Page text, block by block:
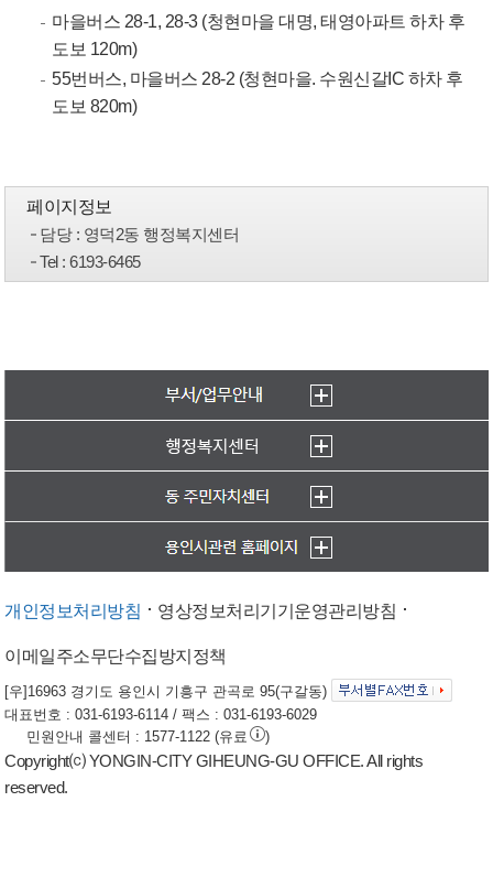
마을버스 28-1, 28-3 (청현마을 대명, 태영아파트 하차 후
도보 120m)
55번버스, 마을버스 28-2 (청현마을. 수원신갈IC 하차 후
도보 820m)
페이지정보
담당: 영덕2동 행정복지센터
Tel: 6193-6465
개인정보처리방침 영상정보처리기기운영관리방침
이메일주소무단수집방지정책
[우]16963 경기도 용인시 기흥구 관곡로 95(구갈동)
대표번호 : 031-6193-6114 / 팩스 : 031-6193-6029
민원안내 콜센터 : 1577-1122 (유료
)
Copyright⒞ YONGIN-CITY GIHEUNG-GU OFFICE. All rights
reserved.